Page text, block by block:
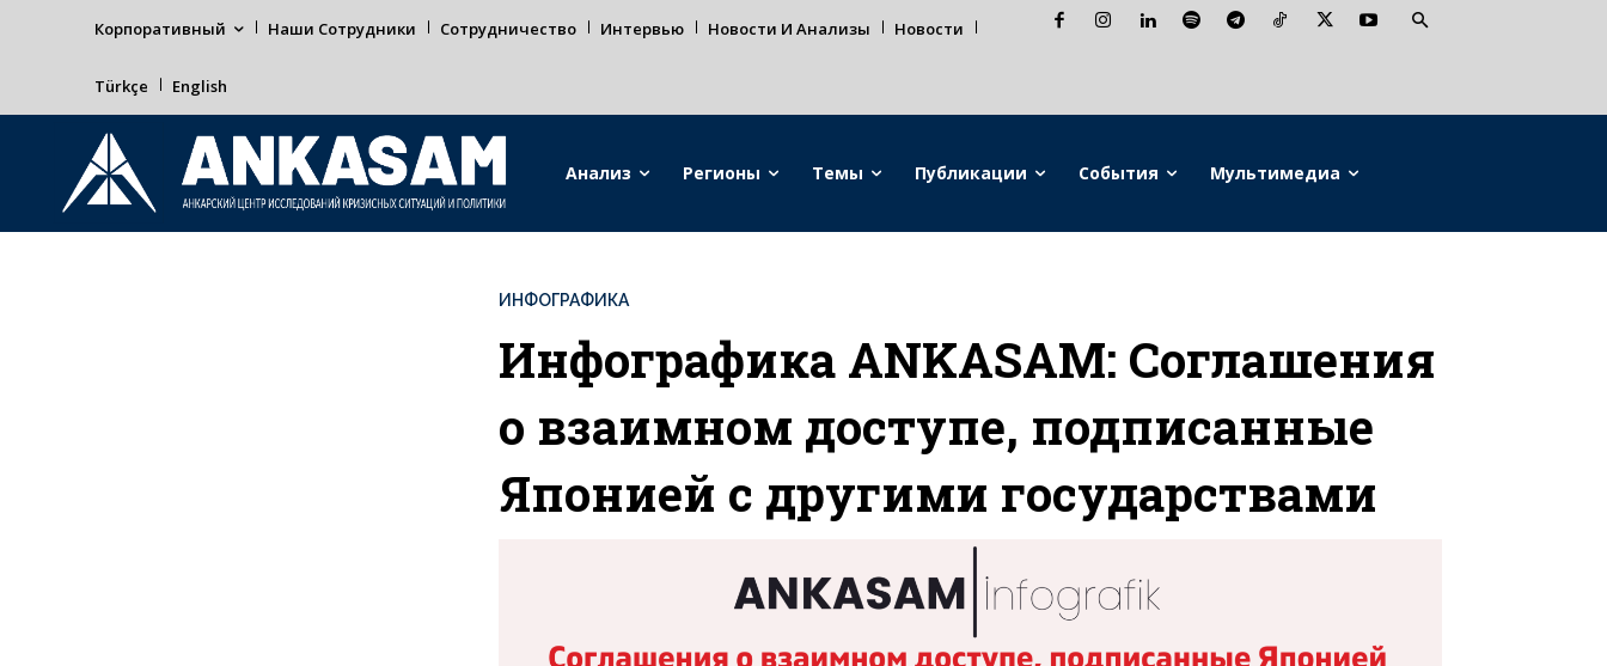
Корпоративный Наши Сотрудники Сотрудничество Интервью Новости И Анализы Новости
Türkçe English
Анализ Регионы Темы Публикации События Мультимедиа
ИНФОГРАФИКА
Инфографика ANKASAM: Соглашения
о взаимном доступе, подписанные
Японией с другими государствами